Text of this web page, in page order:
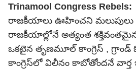
Trinamool Congress
రాజకీయాలు ఊహించని మలుపులు
రాజకీయాల్లోనే అత్యంత
ఒకటైన తృణమూల్ కాంగ్రెస్ , గ్రాండ్
కాంగ్రెస్‌లో విలీనం కాబోతోందనే వార్త